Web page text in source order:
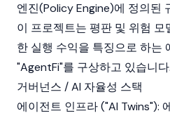
엔진(Policy Engine)에 정의된
이 프로젝트는 평판 및 위험 모
한 실행 수익을 특징으로 하는
"AgentFi"를 구상하고 있습니다.
거버넌스 / AI 자율성 스택
에이전트 인프라 ("AI Twins"):